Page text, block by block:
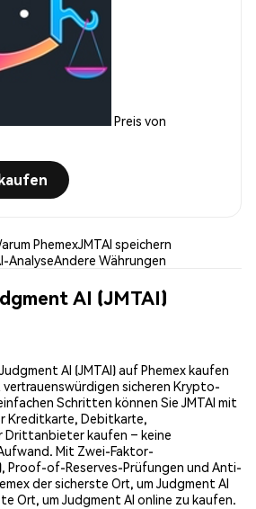
Preis von
PhemexJMTAI speichern
AnalyseAndere Währungen
AI (JMTAI)
AI (JMTAI) auf Phemex kaufen
sicheren Krypto-
Schritten können Sie JMTAI mit
Kreditkarte, Debitkarte,
Drittanbieter kaufen – keine
Mit Zwei-Faktor-
Proof-of-Reserves-Prüfungen und Anti-
der sicherste Ort, um Judgment AI
Ort, um Judgment AI online zu kaufen.